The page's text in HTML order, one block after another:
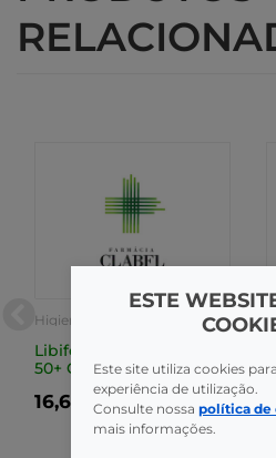
Higiene Íntima
Libifeme Protect Meno
50+ Gel Int 200Ml
16,65€
ESTE
Este site utiliza cookies
experiência de utilização.
Consulte nossa política de
mais informações.